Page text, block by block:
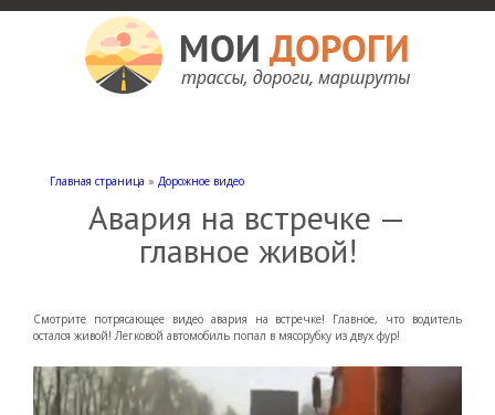
Главная страница » Дорожное видео
Авария на встречке —
главное живой!
Смотрите потрясающее видео авария на встречке! Главное, что водитель
остался живой! Легковой автомобиль попал в мясорубку из двух фур!